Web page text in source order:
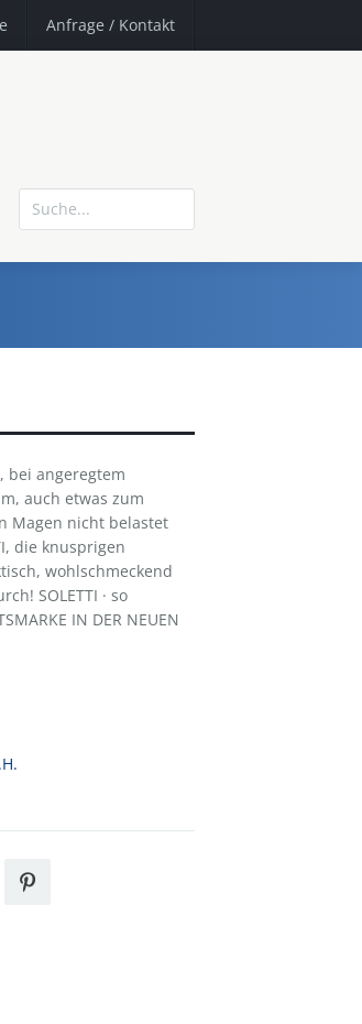
Anfrage / Kontakt
bei angeregtem
auch etwas zum
Magen nicht belastet
die knusprigen
wohlschmeckend
SOLETTI · so
IN DER NEUEN